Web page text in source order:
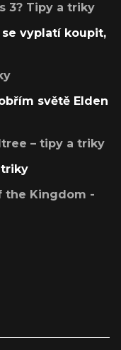
3? Tipy a triky
se vyplatí koupit,
světě Elden
– tipy a triky
triky
the Kingdom -